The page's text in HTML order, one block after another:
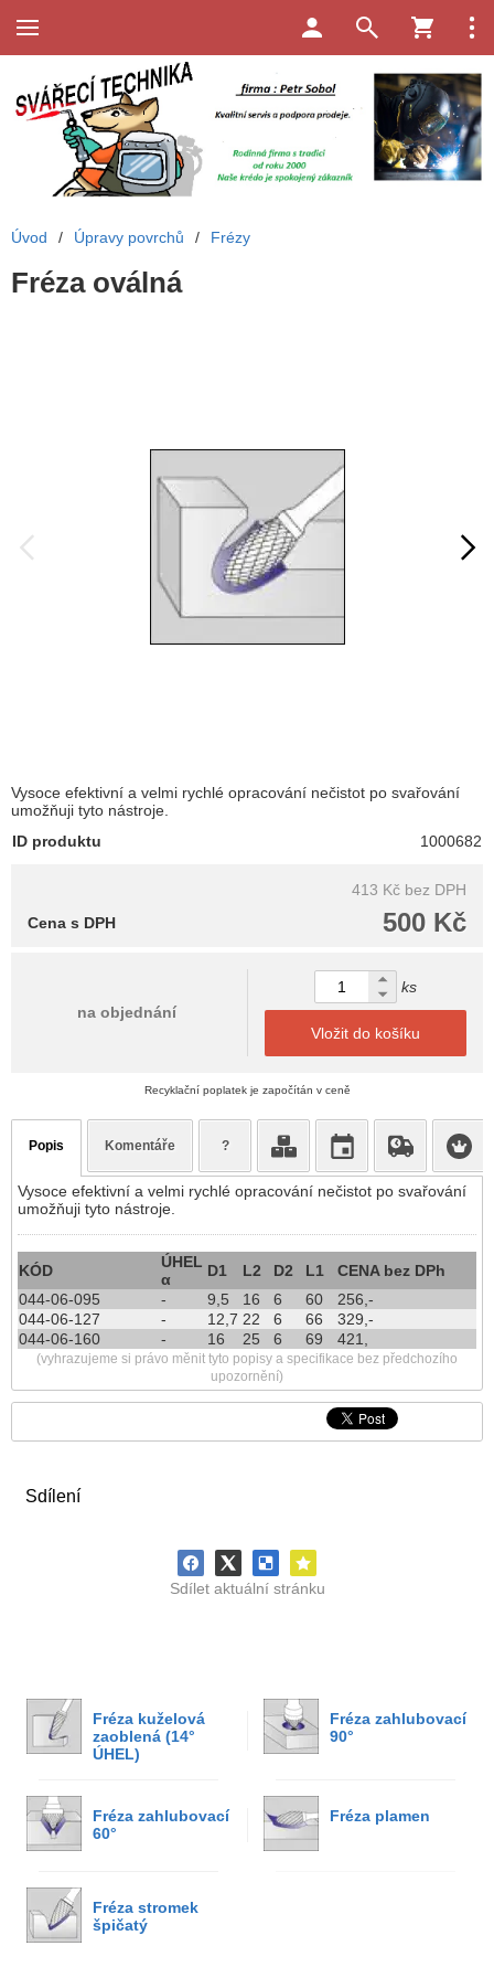
Sdílení
Sdílet aktuální stránku
Fréza kuželová
zaoblená (14°
ÚHEL)
Fréza zahlubovací
90°
Fréza zahlubovací
60°
Fréza plamen
Fréza stromek
špičatý
Úvod / Úpravy povrchů / Frézy
Fréza oválná
Vysoce efektivní a velmi rychlé opracování nečistot po svařování
umožňuji tyto nástroje.
ID produktu
1000682
413 Kč bez DPH
500 Kč
Cena s DPH
na objednání
ks
Vložit do košíku
Recyklační poplatek je započítán v ceně
Popis Komentáře ?
Vysoce efektivní a velmi rychlé opracování nečistot po svařování
umožňuji tyto nástroje.
KÓD
ÚHEL
α
D1 L2 D2 L1
CENA bez DPh
044-06-095
- 9,5 16 6 60
​256,-
044-06-127
- 12,7 22 6 66
​329,-
044-06-160
- 16 25 6 69 ​421,
(vyhrazujeme si právo měnit tyto popisy a specifikace bez předchozího
upozornění)